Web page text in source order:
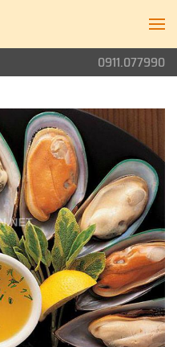
0911.077990